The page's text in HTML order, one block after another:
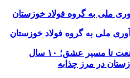
ملی به گروه فولاد خوزستان
ملی به گروه فولاد خوزستان
از چرخ‌دنده‌های صنعت تا مسیر عشق؛ ۱۰ سال
در مرز چذابه